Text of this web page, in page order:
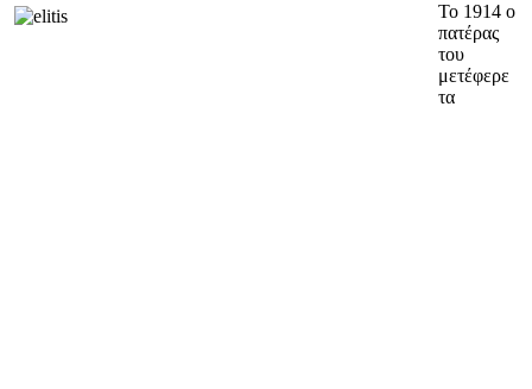
Το 1914 ο
πατέρας
του
μετέφερε
τα